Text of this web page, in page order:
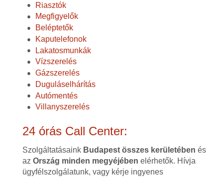
Riasztók
Megfigyelők
Beléptetők
Kaputelefonok
Lakatosmunkák
Vízszerelés
Gázszerelés
Duguláselhárítás
Autómentés
Villanyszerelés
24 órás Call Center:
Szolgáltatásaink Budapest összes kerületében és
az Ország minden megyéjében elérhetők. Hívja
ügyfélszolgálatunk, vagy kérje ingyenes